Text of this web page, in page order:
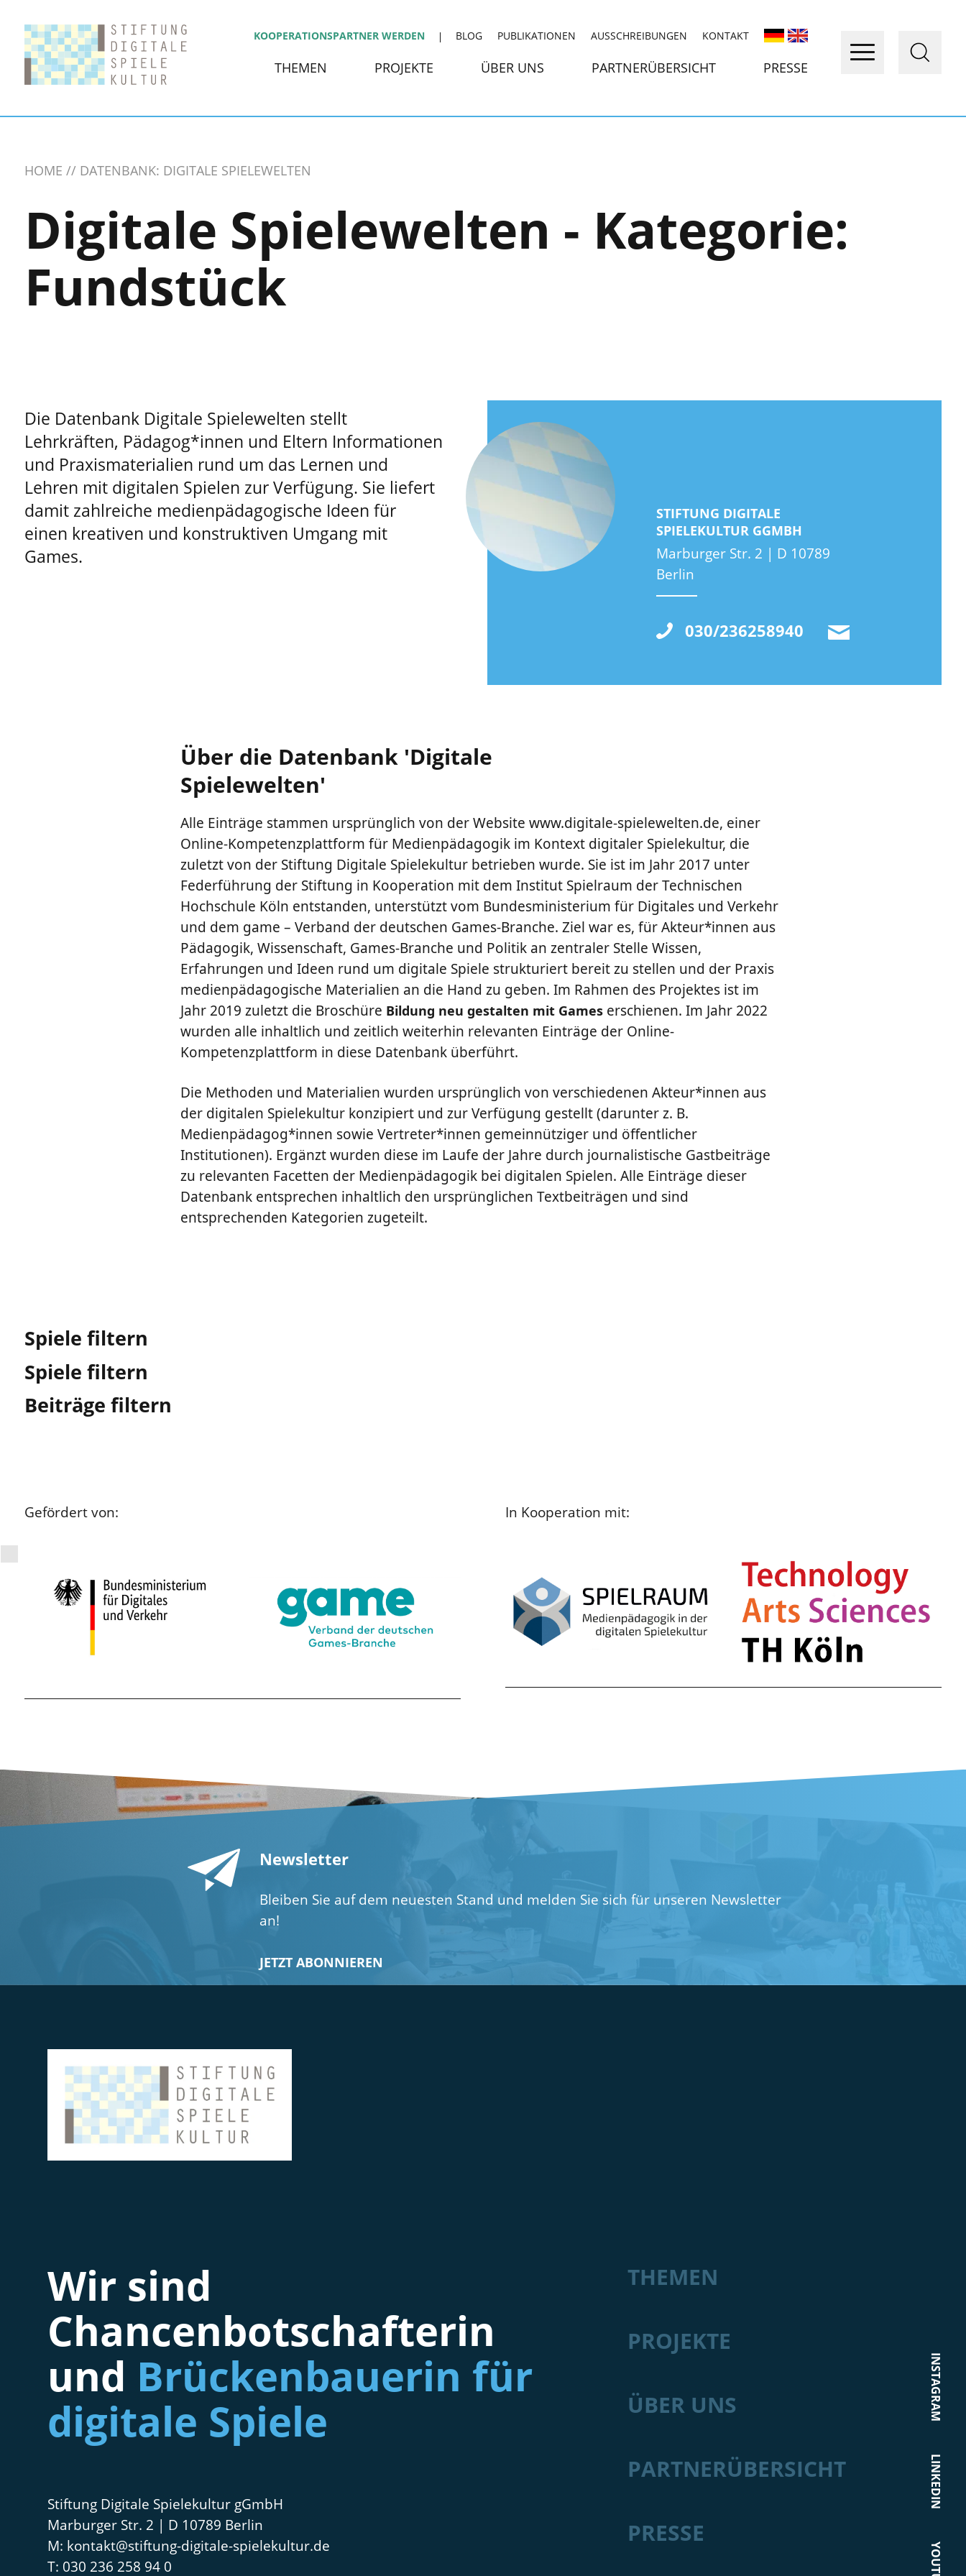
KOOPERATIONSPARTNER WERDEN BLOG PUBLIKATIONEN AUSSCHREIBUNGEN KONTAKT
THEMEN PROJEKTE ÜBER UNS PARTNERÜBERSICHT PRESSE
HOME DATENBANK: DIGITALE SPIELEWELTEN
Digitale Spielewelten - Kategorie:
Fundstück
Die Datenbank Digitale Spielewelten stellt
Lehrkräften, Pädagog*innen und Eltern Informationen
und Praxismaterialien rund um das Lernen und
Lehren mit digitalen Spielen zur Verfügung. Sie liefert
damit zahlreiche medienpädagogische Ideen für
einen kreativen und konstruktiven Umgang mit
Games.
STIFTUNG DIGITALE
SPIELEKULTUR GGMBH
Marburger Str. 2 | D 10789
Berlin
030/236258940
Über die Datenbank 'Digitale
Spielewelten'
Alle Einträge stammen ursprünglich von der Website www.digitale-spielewelten.de, einer
Online-Kompetenzplattform für Medienpädagogik im Kontext digitaler Spielekultur, die
zuletzt von der Stiftung Digitale Spielekultur betrieben wurde. Sie ist im Jahr 2017 unter
Federführung der Stiftung in Kooperation mit dem Institut Spielraum der Technischen
Hochschule Köln entstanden, unterstützt vom Bundesministerium für Digitales und Verkehr
und dem game – Verband der deutschen Games-Branche. Ziel war es, für Akteur*innen aus
Pädagogik, Wissenschaft, Games-Branche und Politik an zentraler Stelle Wissen,
Erfahrungen und Ideen rund um digitale Spiele strukturiert bereit zu stellen und der Praxis
medienpädagogische Materialien an die Hand zu geben. Im Rahmen des Projektes ist im
Jahr 2019 zuletzt die Broschüre Bildung neu gestalten mit Games erschienen. Im Jahr 2022
wurden alle inhaltlich und zeitlich weiterhin relevanten Einträge der Online-
Kompetenzplattform in diese Datenbank überführt.
Die Methoden und Materialien wurden ursprünglich von verschiedenen Akteur*innen aus
der digitalen Spielekultur konzipiert und zur Verfügung gestellt (darunter z. B.
Medienpädagog*innen sowie Vertreter*innen gemeinnütziger und öffentlicher
Institutionen). Ergänzt wurden diese im Laufe der Jahre durch journalistische Gastbeiträge
zu relevanten Facetten der Medienpädagogik bei digitalen Spielen. Alle Einträge dieser
Datenbank entsprechen inhaltlich den ursprünglichen Textbeiträgen und sind
entsprechenden Kategorien zugeteilt.
Spiele filtern
Spiele filtern
Beiträge filtern
Gefördert von: In Kooperation mit:
Newsletter
Bleiben Sie auf dem neuesten Stand und melden Sie sich für unseren Newsletter
an!
JETZT ABONNIEREN
Wir sind
Chancenbotschafterin
und Brückenbauerin für
digitale Spiele
Stiftung Digitale Spielekultur gGmbH
Marburger Str. 2 | D 10789 Berlin
kontakt@stiftung-digitale-spielekultur.de
030 236 258 94 0
THEMEN
PROJEKTE
ÜBER UNS
PARTNERÜBERSICHT
PRESSE
INSTAGRAM
LINKEDIN